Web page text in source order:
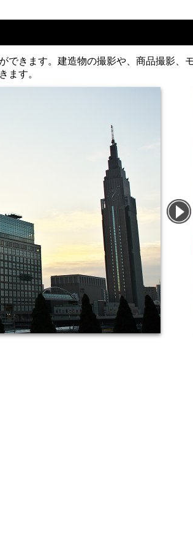
できます。建造物の撮影や、商品撮影
ます。